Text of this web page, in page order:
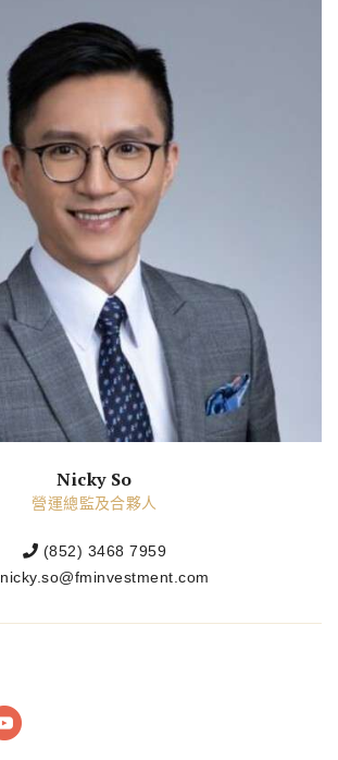
Nicky So
營運總監及合夥人
(852) 3468 7959
nicky.so@fminvestment.com